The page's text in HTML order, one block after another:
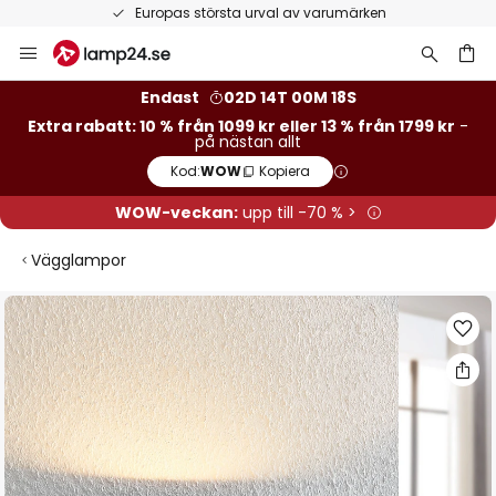
Europas största urval av varumärken
Hoppa
till
Endast
02D 14T 00M 17S
Extra rabatt: 10 % från 1099 kr eller 13 % från 1799 kr -
på nästan allt
Kod:WOW Kopiera
WOW-veckan:upp till -70 % >
Vägglampor
Hoppa
till
slutet
av
bildgalleriet